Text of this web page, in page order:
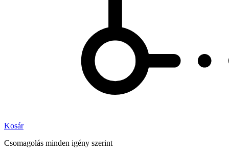
Kosár
Csomagolás minden igény szerint